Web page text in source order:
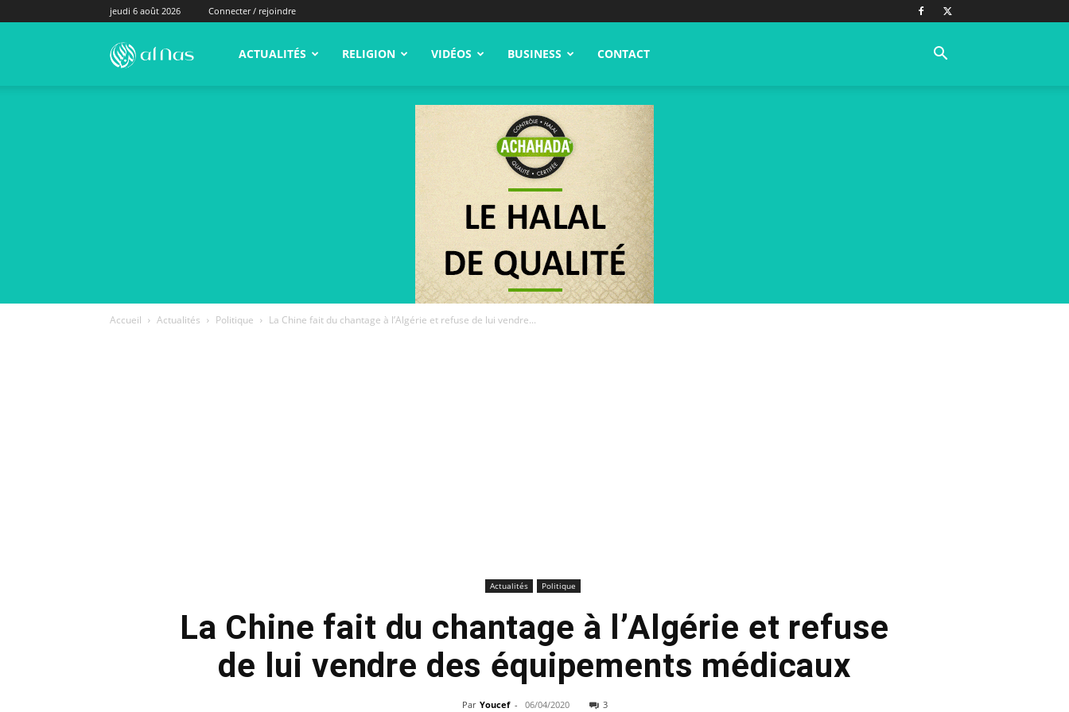
jeudi 6 août 2026 Connecter / rejoindre
alNas.fr ACTUALITÉS RELIGION VIDÉOS BUSINESS CONTACT
Accueil Actualités Politique La Chine fait du chantage à l’Algérie et refuse de lui vendre...
Actualités Politique
La Chine fait du chantage à l’Algérie et refuse
de lui vendre des équipements médicaux
Par Youcef - 06/04/2020 3